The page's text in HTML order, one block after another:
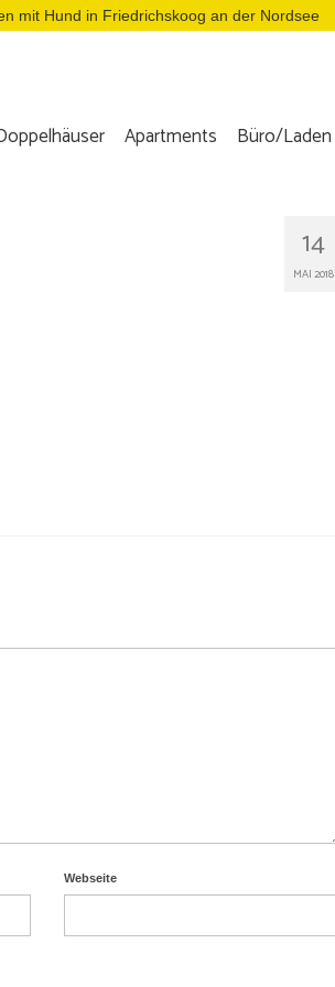
mit Hund in Friedrichskoog an der Nordsee
Apartments Büro/Laden
14
MAI 2018
Webseite